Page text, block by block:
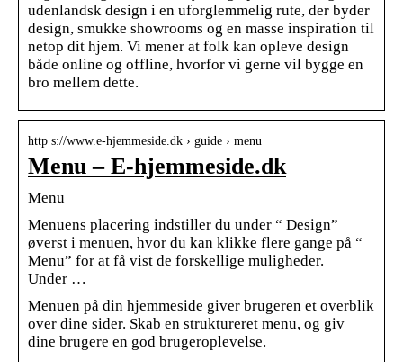
udenlandsk design i en uforglemmelig rute, der byder
design, smukke showrooms og en masse inspiration til
netop dit hjem. Vi mener at folk kan opleve design
både online og offline, hvorfor vi gerne vil bygge en
bro mellem dette.
http s://www.e-hjemmeside.dk › guide › menu
Menu – E-hjemmeside.dk
Menu
Menuens placering indstiller du under “ Design”
øverst i menuen, hvor du kan klikke flere gange på “
Menu” for at få vist de forskellige muligheder.
Under …
Menuen på din hjemmeside giver brugeren et overblik
over dine sider. Skab en struktureret menu, og giv
dine brugere en god brugeroplevelse.